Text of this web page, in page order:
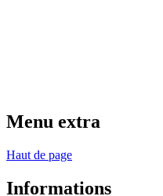
Menu extra
Haut de page
Informations